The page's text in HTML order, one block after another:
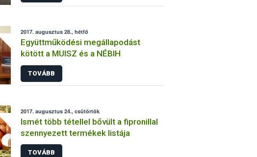
2017. augusztus 28., hétfő
Együttműködési megállapodást
kötött a MUISZ és a NÉBIH
TOVÁBB
2017. augusztus 24., csütörtök
Ismét több tétellel bővült a fipronillal
szennyezett termékek listája
TOVÁBB